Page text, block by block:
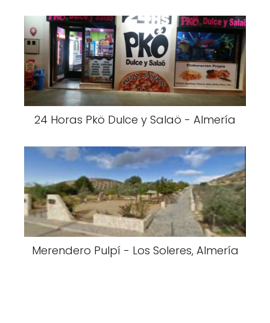
24 Horas Pkö Dulce y Salaö - Almería
Merendero Pulpí - Los Soleres, Almería